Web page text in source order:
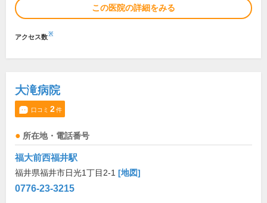
この医院の詳細をみる
アクセス数※
大滝病院
口コミ 2件
所在地・電話番号
福大前西福井駅
福井県福井市日光1丁目2-1 [地図]
0776-23-3215